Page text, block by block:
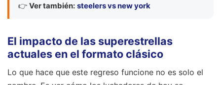
👉 Ver también: steelers vs new york
El impacto de las superestrellas
actuales en el formato clásico
Lo que hace que este regreso funcione no es solo el